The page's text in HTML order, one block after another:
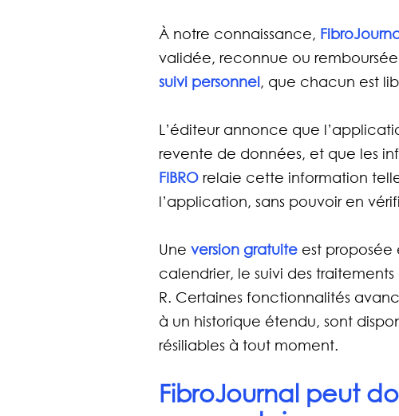
À notre connaissance,
validée, reconnue ou
suivi personnel, que chacun est
L’éditeur annonce que
revente de données, et que les
FIBRO relaie cette information
l’application, sans pouvoir en
Une version gratuite est proposée
calendrier, le suivi des
R. Certaines fonctionnalités
à un historique étendu, sont
résiliables à tout moment.
FibroJournal peut